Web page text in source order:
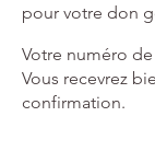
pour votre don
Votre numéro de
Vous recevrez
confirmation.